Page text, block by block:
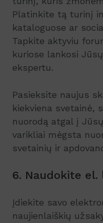
Platinkite tą turinį
kataloguose ar
Tapkite aktyviu
kuriose lankosi
ekspertu.
Pasieksite naujus
kiekviena svetainė,
nuorodą atgal į
varikliai mėgsta
svetainių ir
6. Naudokite
Įdiekite savo
naujienlaiškių